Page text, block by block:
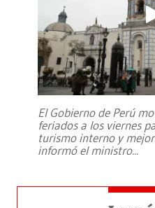
El Gobierno de Perú
feriados a los viernes
turismo interno y
informó el ministro...